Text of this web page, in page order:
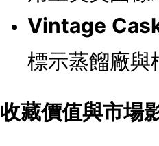
Vintage
標示蒸餾廠與
收藏價值與市場